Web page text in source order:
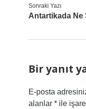
Sonraki Yazı
Antartikada Ne
Bir yanıt
E-posta
alanlar *ile